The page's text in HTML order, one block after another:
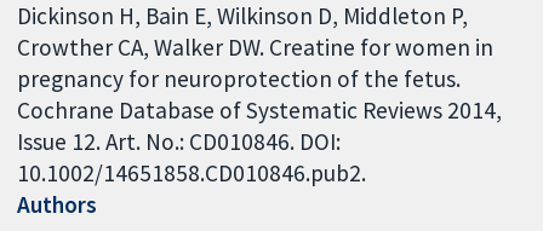
Dickinson H, Bain E, Wilkinson D, Middleton P,
Crowther CA, Walker DW. Creatine for women in
pregnancy for neuroprotection of the fetus.
Cochrane Database of Systematic Reviews 2014,
Issue 12. Art. No.: CD010846. DOI:
10.1002/14651858.CD010846.pub2.
Authors